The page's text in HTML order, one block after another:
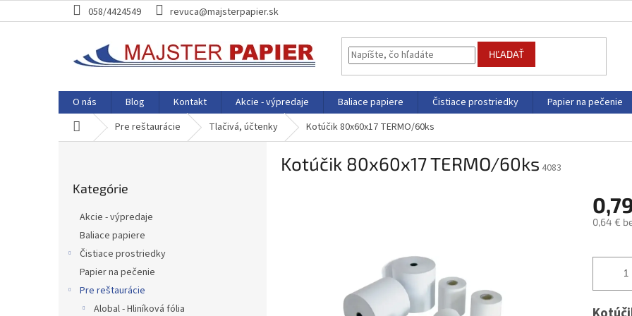
na
058/4424549 revuca@majsterpapier.sk
HĽADAŤ
O nás Blog Kontakt Akcie - výpredaje Baliace papiere Čistiace prostriedky Papier na pečenie
DomovPre reštaurácie Tlačivá, účtenky Kotúčik 80x60x17 TERMO/60ks
kategórie
Kategórie
Akcie - výpredaje
Baliace papiere
Čistiace prostriedky
Papier na pečenie
Pre reštaurácie
Alobal - Hliníková fólia
Kotúčik 80x60x17 TERMO/60ks 4083
0,64 €
cena: